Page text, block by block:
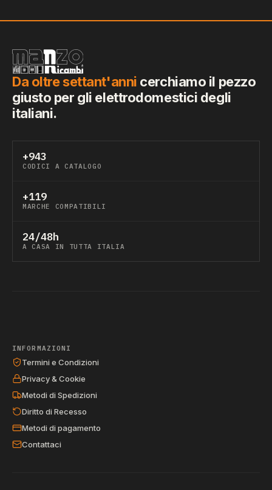
Da oltre settant'anni cerchiamo il pezzo
giusto per gli elettrodomestici degli
italiani.
+943
CODICI A CATALOGO
+119
MARCHE COMPATIBILI
24/48h
A CASA IN TUTTA ITALIA
INFORMAZIONI
Termini e Condizioni
Privacy & Cookie
Metodi di Spedizioni
Diritto di Recesso
Metodi di pagamento
Contattaci